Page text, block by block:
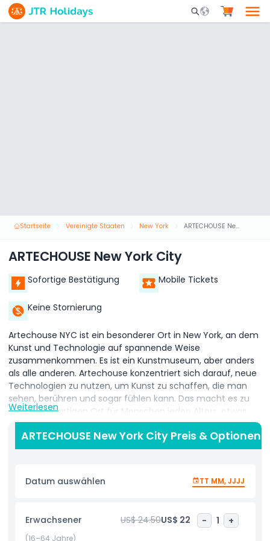
Mobile Search
Startseite Vereinigte Staaten New York ARTECHOUSE New York City
ARTECHOUSE New York City
Sofortige Bestätigung Mobile Tickets
Keine Stornierung
Artechouse NYC ist ein besonderer Ort in New York, an dem
Kunst und Technologie auf spannende Weise
zusammenkommen. Es ist ein Kunstmuseum, aber anders
als alle anderen. Artechouse konzentriert sich darauf, neue
Technologien zu nutzen, um Kunst zu schaffen, die man
sehen, berühren und sogar fühlen kann. Das macht es zu
einem großartigen Ort für Menschen jeden Alters, etwas
anderes und Spaßiges zu genießen.
Die Kunst bei Artechouse NYC ist interaktiv. Das bedeutet,
digitaler Kunst über Sensoren und Touchscreens
sich bewegen, sodass kein Besuch dem anderen gleicht.
Das macht Artechouse NYC zu einem erstaunlichen Ort,
den man mehr als einmal besuchen kann. Jedes Mal
Weiterlesen
ARTECHOUSE New York City Preis & Optionen
Datum auswählen TT MM, JJJJ
Erwachsener US$ 24.50US$ 22 - 1 +
(16–64 Jahre)